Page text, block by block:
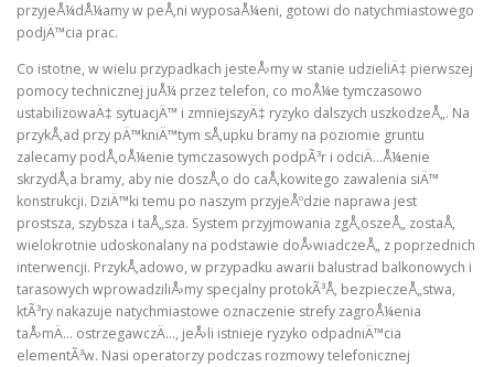
przyjeÅ¼dÅ¼amy w peÅ‚ni wyposaÅ¼eni, gotowi do natychmiastowego
podjÄ™cia prac.
Co istotne, w wielu przypadkach jesteÅ›my w stanie udzieliÄ‡ pierwszej
pomocy technicznej juÅ¼ przez telefon, co moÅ¼e tymczasowo
ustabilizowaÄ‡ sytuacjÄ™ i zmniejszyÄ‡ ryzyko dalszych uszkodzeÅ„. Na
przykÅ‚ad przy pÄ™kniÄ™tym sÅ‚upku bramy na poziomie gruntu
zalecamy podÅ‚oÅ¼enie tymczasowych podpÃ³r i odciÄ…Å¼enie
skrzydÅ‚a bramy, aby nie doszÅ‚o do caÅ‚kowitego zawalenia siÄ™
konstrukcji. DziÄ™ki temu po naszym przyjeÅºdzie naprawa jest
prostsza, szybsza i taÅ„sza. System przyjmowania zgÅ‚oszeÅ„ zostaÅ‚
wielokrotnie udoskonalany na podstawie doÅ›wiadczeÅ„ z poprzednich
interwencji. PrzykÅ‚adowo, w przypadku awarii balustrad balkonowych i
tarasowych wprowadziliÅ›my specjalny protokÃ³Å‚ bezpieczeÅ„stwa,
ktÃ³ry nakazuje natychmiastowe oznaczenie strefy zagroÅ¼enia
taÅ›mÄ… ostrzegawczÄ…, jeÅ›li istnieje ryzyko odpadniÄ™cia
elementÃ³w. Nasi operatorzy podczas rozmowy telefonicznej